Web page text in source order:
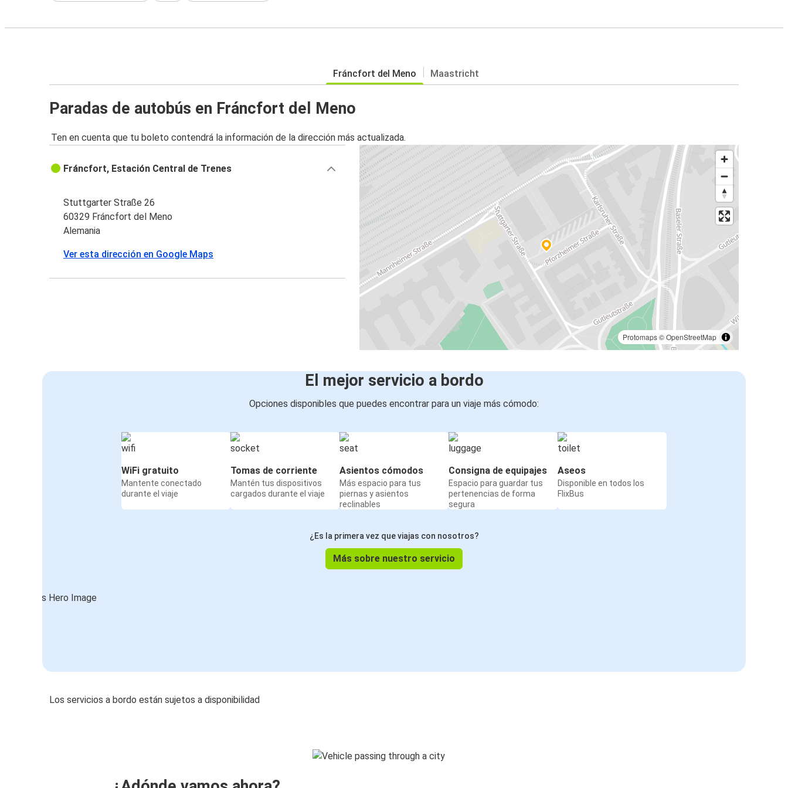
Fráncfort del Meno Maastricht
Paradas de autobús en Fráncfort del Meno
Ten en cuenta que tu boleto contendrá la información de la dirección más actualizada.
Protomaps©OpenStreetMap
Fráncfort, Estación Central de Trenes
Stuttgarter Straße 26
60329 Fráncfort del Meno
Alemania
Ver esta dirección en Google Maps
El mejor servicio a bordo
Opciones disponibles que puedes encontrar para un viaje más cómodo:
WiFi gratuito
Mantente conectado
durante el viaje
Tomas de corriente
Mantén tus dispositivos
cargados durante el viaje
Asientos cómodos
Más espacio para tus
piernas y asientos
reclinables
Consigna de equipajes
Espacio para guardar tus
pertenencias de forma
segura
Aseos
Disponible en todos los
FlixBus
¿Es la primera vez que viajas con nosotros?
Más sobre nuestro servicio
Los servicios a bordo están sujetos a disponibilidad